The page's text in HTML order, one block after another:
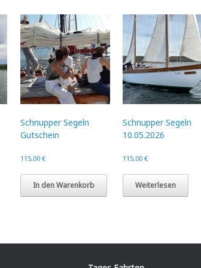
Optionen
können
auf
der
Produktseite
gewählt
werden
Schnupper Segeln
Gutschein
115,00 €
In den Warenkorb
Schnupper Segeln
10.05.2026
115,00€
Weiterlesen